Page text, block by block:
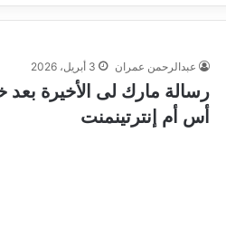
عبدالرحمن عمران 3 أبريل، 2026
أس أم إنترتينمنت